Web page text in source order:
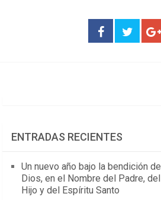
ENTRADAS RECIENTES
Un nuevo año bajo la bendición de
Dios, en el Nombre del Padre, del
Hijo y del Espíritu Santo